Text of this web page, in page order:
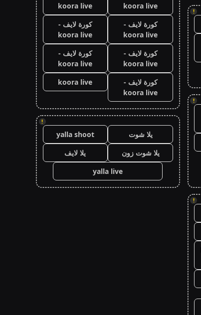
!
!
!
koora live
koora live
كورة لايف -
koora live
كورة لايف -
koora live
كورة لايف -
koora live
كورة لايف -
koora live
كورة لايف -
koora live
koora live
!
يلا شوت
yalla shoot
يلا شوت زون
يلا لايف
yalla live